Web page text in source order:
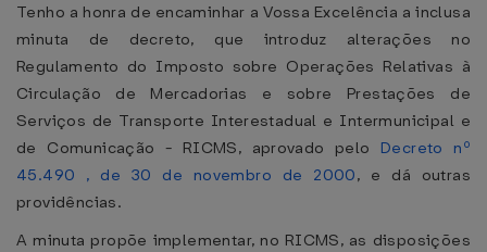
Tenho a honra de encaminhar a Vossa Excelência a inclusa
minuta de decreto, que introduz alterações no
Regulamento do Imposto sobre Operações Relativas à
Circulação de Mercadorias e sobre Prestações de
Serviços de Transporte Interestadual e Intermunicipal e
de Comunicação - RICMS, aprovado pelo Decreto nº
45.490 , de 30 de novembro de 2000, e dá outras
providências.
A minuta propõe implementar, no RICMS, as disposições